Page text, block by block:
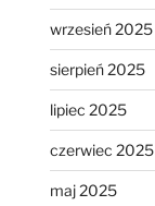
wrzesień 2025
sierpień 2025
lipiec 2025
czerwiec 2025
maj 2025